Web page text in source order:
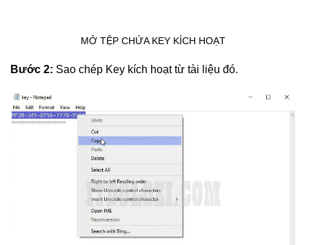
MỞ TỆP CHỨA KEY KÍCH HOẠT
Bước 2: Sao chép Key kích hoạt từ tài liệu đó.